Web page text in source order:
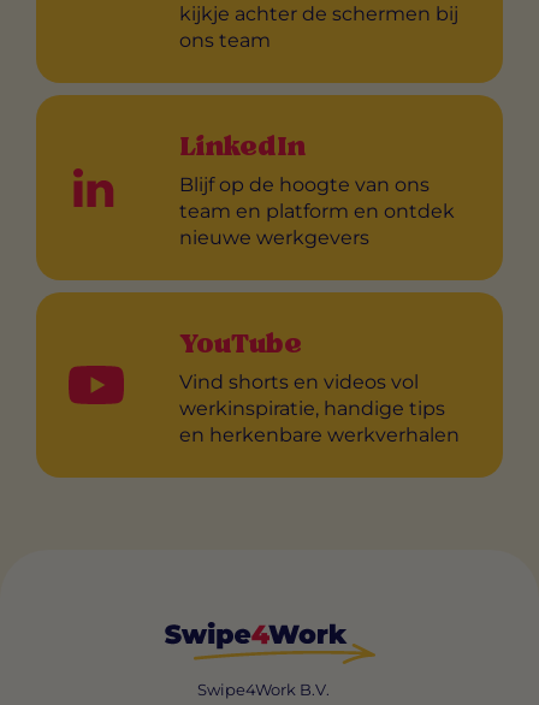
kijkje achter de schermen bij
ons team
LinkedIn
Blijf op de hoogte van ons
team en platform en ontdek
nieuwe werkgevers
YouTube
Vind shorts en videos vol
werkinspiratie, handige tips
en herkenbare werkverhalen
Swipe4Work B.V.